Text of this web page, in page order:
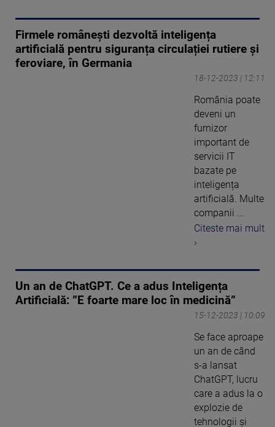
Firmele românești dezvoltă inteligența
artificială pentru siguranța circulației rutiere și
feroviare, în Germania
18-12-2023 | 12:11
România poate
deveni un
furnizor
important de
servicii IT
bazate pe
inteligența
artificială. Multe
companii ...
Citeste mai mult
›
Un an de ChatGPT. Ce a adus Inteligența
Artificială: ”E foarte mare loc în medicină”
15-12-2023 | 10:09
Se face aproape
un an de când
s-a lansat
ChatGPT, lucru
care a adus la o
explozie de
tehnologii și